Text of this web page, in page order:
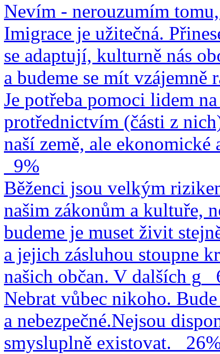
Nevím - nerouzumím
Imigrace je užitečná.
se adaptují, kulturně nás
a budeme se mít vzájemně
Je potřeba pomoci lidem
protřednictvím (části z
naší země, ale
9%
Běženci jsou velkým
našim zákonům a kultuře,
budeme je muset živit
a jejich zásluhou stoupne
našich občan. V dalších g
Nebrat vůbec nikoho.
a nebezpečné.Nejsou
smysluplně existovat.